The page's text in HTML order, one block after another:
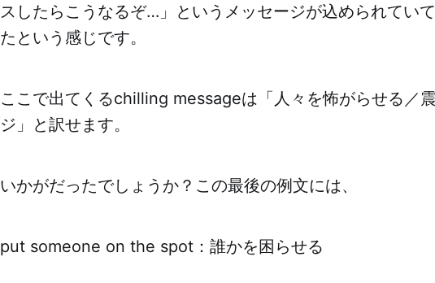
スしたらこうなるぞ…」というメッセージが込められてい
たという感じです。
ここで出てくるchilling messageは「人々を怖がらせる／
ジ」と訳せます。
いかがだったでしょうか？この最後の例文には、
put someone on the spot：誰かを困らせる